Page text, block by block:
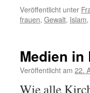
Veröffentlicht unter
frauen, Gewalt, Islam,
Medien in
Veröffentlicht am 22.
Wie alle